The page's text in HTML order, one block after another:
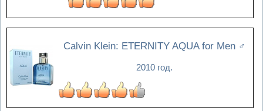
Calvin Klein: ETERNITY AQUA for Men ♂
2010 год.